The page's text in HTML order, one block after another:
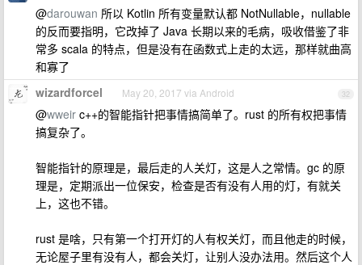
@darouwan 所以 Kotlin 所有变量默认都 NotNullable，nullable
的反而要指明，它改掉了 Java 长期以来的毛病，吸收借鉴了非
常多 scala 的特点，但是没有在函数式上走的太远，那样就曲高
和寡了
32
wizardforcel May 20, 2017 via Android
@wweir c++的智能指针把事情搞简单了。rust 的所有权把事情
搞复杂了。
智能指针的原理是，最后走的人关灯，这是人之常情。gc 的原
理是，定期派出一位保安，检查是否有没有人用的灯，有就关
上，这也不错。
rust 是啥，只有第一个打开灯的人有权关灯，而且他走的时候，
无论屋子里有没有人，都会关灯，让别人没办法用。然后这个人